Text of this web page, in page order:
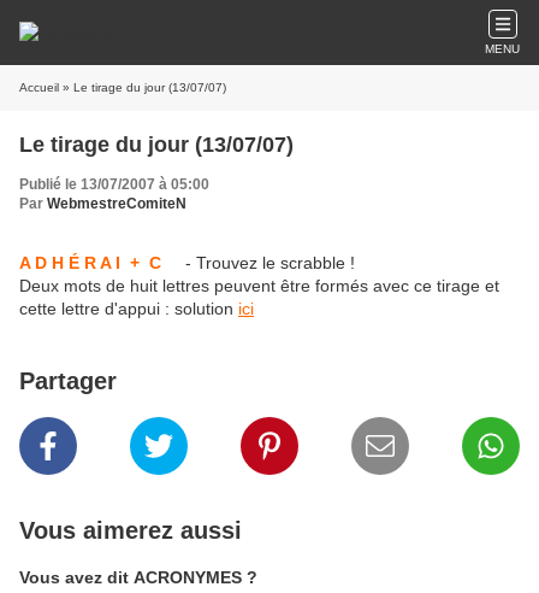
MENU
Accueil » Le tirage du jour (13/07/07)
Le tirage du jour (13/07/07)
Publié le 13/07/2007 à 05:00
Par WebmestreComiteN
A D H É R A I + C
- Trouvez le scrabble !
Deux mots de huit lettres peuvent être formés avec ce tirage et
cette lettre d'appui : solution ici
Partager
Vous aimerez aussi
Vous avez dit ACRONYMES ?